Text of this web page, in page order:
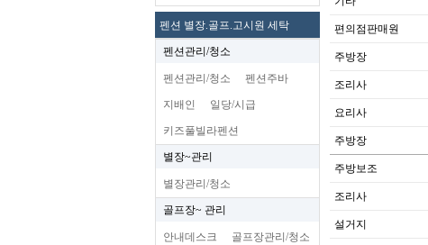
펜션 별장.골프.고시원 세탁
펜션관리/청소
펜션관리/청소 펜션주바
지배인 일당/시급
키즈풀빌라펜션
별장~관리
별장관리/청소
골프장~ 관리
안내데스크 골프장관리/청소
편의점판매원
주방장
조리사
요리사
주방장
주방보조
조리사
설거지